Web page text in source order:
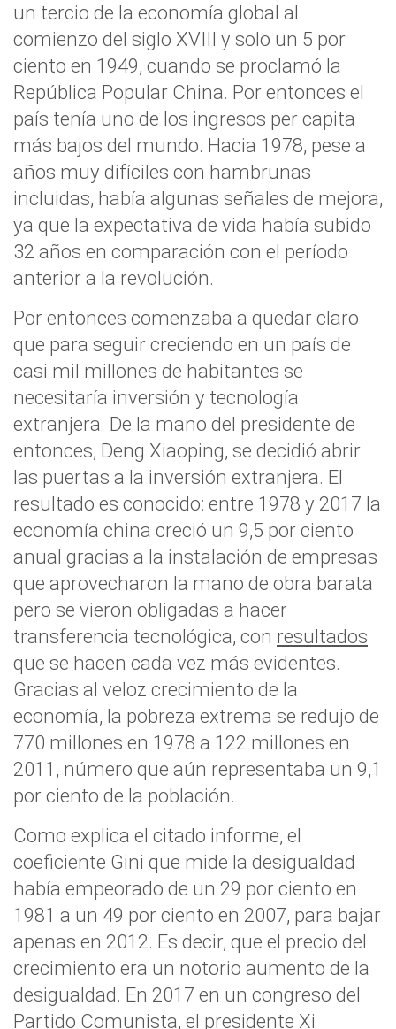
un tercio de la economía global al
comienzo del siglo XVIII y solo un 5 por
ciento en 1949, cuando se proclamó la
República Popular China. Por entonces el
país tenía uno de los ingresos per capita
más bajos del mundo. Hacia 1978, pese a
años muy difíciles con hambrunas
incluidas, había algunas señales de mejora,
ya que la expectativa de vida había subido
32 años en comparación con el período
anterior a la revolución.
Por entonces comenzaba a quedar claro
que para seguir creciendo en un país de
casi mil millones de habitantes se
necesitaría inversión y tecnología
extranjera. De la mano del presidente de
entonces, Deng Xiaoping, se decidió abrir
las puertas a la inversión extranjera. El
resultado es conocido: entre 1978 y 2017 la
economía china creció un 9,5 por ciento
anual gracias a la instalación de empresas
que aprovecharon la mano de obra barata
pero se vieron obligadas a hacer
transferencia tecnológica, con resultados
que se hacen cada vez más evidentes.
Gracias al veloz crecimiento de la
economía, la pobreza extrema se redujo de
770 millones en 1978 a 122 millones en
2011 , número que aún representaba un 9,1
por ciento de la población.
Como explica el citado informe, el
coeficiente Gini que mide la desigualdad
había empeorado de un 29 por ciento en
1981 a un 49 por ciento en 2007, para bajar
apenas en 2012. Es decir, que el precio del
crecimiento era un notorio aumento de la
desigualdad. En 2017 en un congreso del
Partido Comunista, el presidente Xi